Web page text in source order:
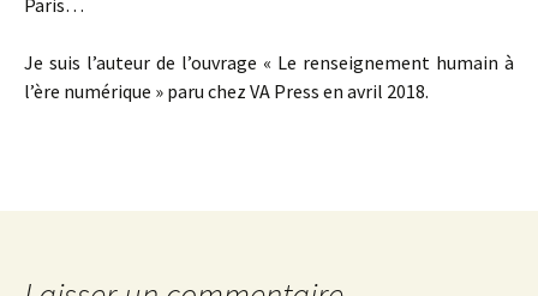
Paris…
Je suis l’auteur de l’ouvrage « Le renseignement humain à
l’ère numérique » paru chez VA Press en avril 2018.